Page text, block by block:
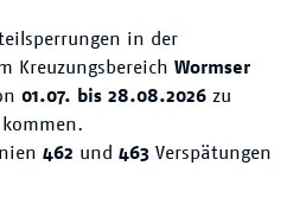
in der
Kreuzungsbereich Wormser
01.07. bis 28.08.2026 zu
462 und 463 Verspätungen